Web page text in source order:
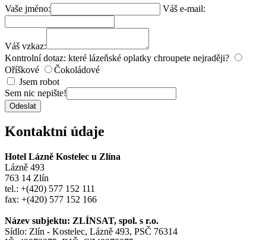
Vaše jméno: Váš e-mail:
Váš vzkaz:
Kontrolní dotaz: které lázeňské oplatky chroupete nejraději?
Oříškové
Čokoládové
Jsem robot
Sem nic nepište!
Odeslat
Kontaktní údaje
Hotel Lázně Kostelec u Zlína
Lázně 493
763 14 Zlín
tel.: +(420) 577 152 111
fax: +(420) 577 152 166
Název subjektu: ZLÍNSAT, spol. s r.o.
Sídlo: Zlín - Kostelec, Lázně 493, PSČ 76314